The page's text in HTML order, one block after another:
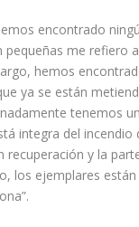
encontrado
pequeñas me refiero
hemos
ya se están
tenemos
integra del incendio
recuperación y la
los ejemplares